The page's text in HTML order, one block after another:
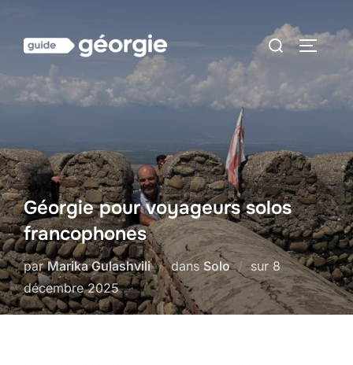
contenu
Rechercher :
Géorgie pour voyageurs solos
francophones
parMarika Gulashvili dans Solo sur Publié
le
8
décembre 2025